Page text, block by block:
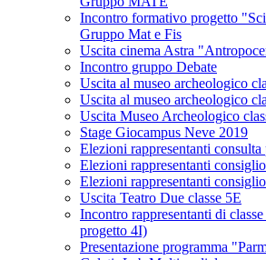
Incontro formativo progetto
Gruppo Mat e Fis
Uscita cinema Astra
Incontro gruppo Debate
Uscita al museo archeologico
Uscita al museo archeologico
Uscita Museo Archeologico
Stage Giocampus Neve 2019
Elezioni rappresentanti
Elezioni rappresentanti
Elezioni rappresentanti
Uscita Teatro Due classe 5E
Incontro rappresentanti di
progetto 4I)
Presentazione programma